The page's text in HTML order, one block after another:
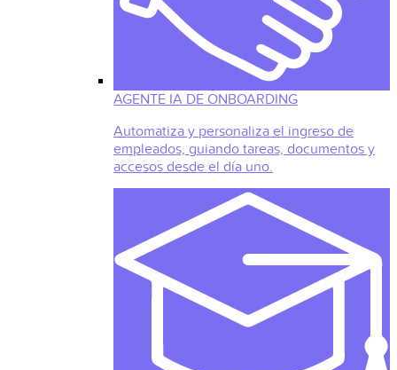
AGENTE IA DE ONBOARDING
Automatiza y personaliza el ingreso de
empleados, guiando tareas, documentos y
accesos desde el día uno.